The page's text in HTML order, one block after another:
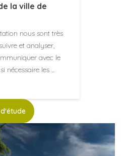
POM-C
Gris RAL 7016 - autres
coloris disponibles en
obtenir la fiche technique
de passage de
la ville de
nous sont très
et analyser,
avec le
nécessaire les ...